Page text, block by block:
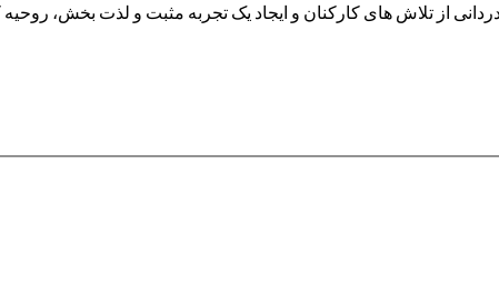
از تلاش های کارکنان و ایجاد یک تجربه مثبت و لذت بخش،